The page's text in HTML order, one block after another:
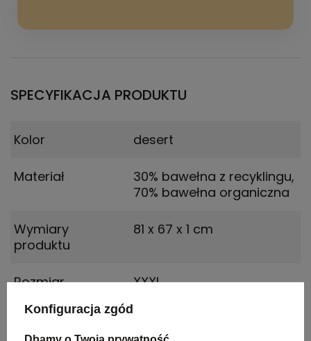
SPECYFIKACJA PRODUKTU
Kolor desert
Materiał
30% bawełna z recyklingu,
70% bawełna organiczna
Wymiary
produktu
81 x 67 x 1 cm
Rozmiar XXXL
Konfiguracja zgód